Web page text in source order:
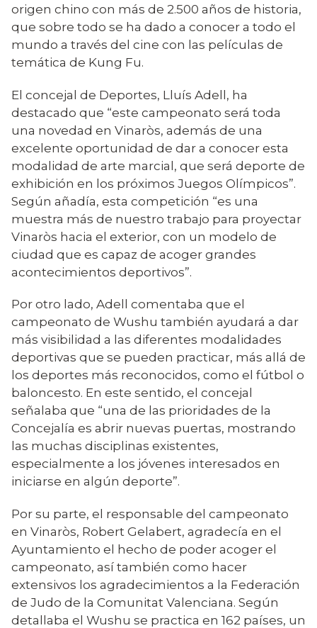
origen chino con más de 2.500 años de historia,
que sobre todo se ha dado a conocer a todo el
mundo a través del cine con las películas de
temática de Kung Fu.
El concejal de Deportes, Lluís Adell, ha
destacado que “este campeonato será toda
una novedad en Vinaròs, además de una
excelente oportunidad de dar a conocer esta
modalidad de arte marcial, que será deporte de
exhibición en los próximos Juegos Olímpicos”.
Según añadía, esta competición “es una
muestra más de nuestro trabajo para proyectar
Vinaròs hacia el exterior, con un modelo de
ciudad que es capaz de acoger grandes
acontecimientos deportivos”.
Por otro lado, Adell comentaba que el
campeonato de Wushu también ayudará a dar
más visibilidad a las diferentes modalidades
deportivas que se pueden practicar, más allá de
los deportes más reconocidos, como el fútbol o
baloncesto. En este sentido, el concejal
señalaba que “una de las prioridades de la
Concejalía es abrir nuevas puertas, mostrando
las muchas disciplinas existentes,
especialmente a los jóvenes interesados en
iniciarse en algún deporte”.
Por su parte, el responsable del campeonato
en Vinaròs, Robert Gelabert, agradecía en el
Ayuntamiento el hecho de poder acoger el
campeonato, así también como hacer
extensivos los agradecimientos a la Federación
de Judo de la Comunitat Valenciana. Según
detallaba el Wushu se practica en 162 países, un